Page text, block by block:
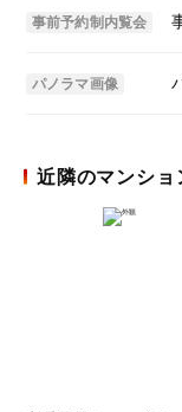
事前予約制内覧会
パノラマ画像
近隣のマンショ